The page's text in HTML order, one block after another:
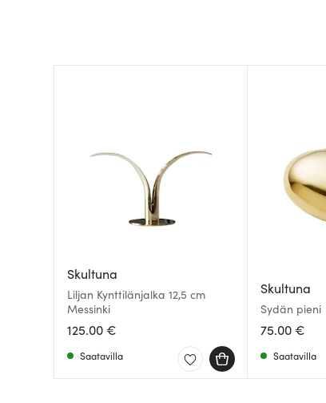
Skultuna
Liljan Kynttilänjalka 12,5 cm
Messinki
125.00 €
Saatavilla
Skultuna
Sydän pieni
75.00 €
Saatavilla